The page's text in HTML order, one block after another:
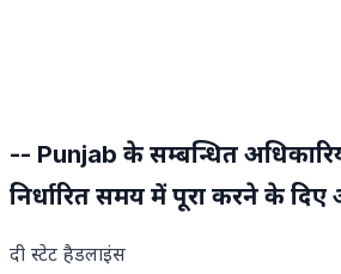
-- Punjab के सम्बन्धित
निर्धारित समय में पूरा करने के
दी स्टेट हैडलाइंस